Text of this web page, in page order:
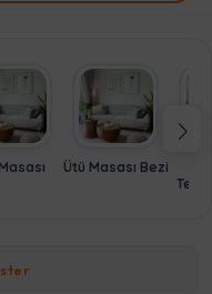
Ütü Masası Bezi